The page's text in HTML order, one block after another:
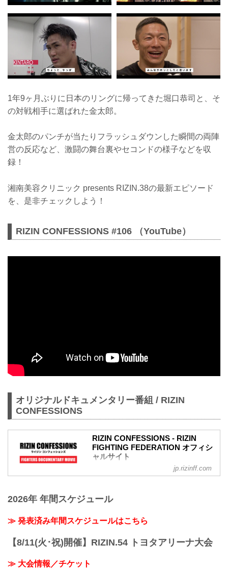
1年9ヶ月ぶりに日本のリングに帰ってきた堀口恭司と、そ
の対戦相手に選ばれた金太郎。
金太郎のパンチが当たりフラッシュダウンした瞬間の両陣
営の反応など、激闘の舞台裏やセコンドの様子などを収
録！
湘南美容クリニック presents RIZIN.38の最新エピソード
を、是非チェックしよう！
RIZIN CONFESSIONS #106 （YouTube）
オリジナルドキュメンタリー番組 / RIZIN
CONFESSIONS
RIZIN CONFESSIONS - RIZIN
FIGHTING FEDERATION オフィシ
ャルサイト
RIZIN CONFESSIONS の記事一覧 - 格闘
イジン ファイティング フェデレーショ
いきます。
jp.rizinff.com
2026年 年間スケジュール
≫ 発表済み年間スケジュールはこちら
【8/11(火･祝)開催】RIZIN.54 トヨタアリーナ大会
≫ 大会情報／チケット